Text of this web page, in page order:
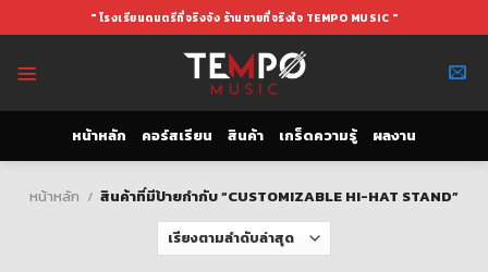
to
" โรงเรียนดนตรีที่จริงจัง ร้านขายที่จริงใจ TEMPO MUSIC "
หน้าหลัก คอร์สเรียน สินค้า เกร็ดความรู้ ผลงาน
หน้าหลัก / สินค้าที่มีป้ายกำกับ “CUSTOMIZABLE HI-HAT STAND”